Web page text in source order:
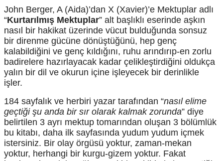
John Berger, A (Aida)’dan X (Xavier)’e Mektuplar adlı
“Kurtarılmış Mektuplar” alt başlıklı eserinde aşkın
nasıl bir hakikat üzerinde vücut bulduğunda sonsuz
bir direnme gücüne dönüştüğünü, hep genç
kalabildiğini ve genç kıldığını, ruhu arındırıp-en zorlu
badirelere hazırlayacak kadar çelikleştirdiğini oldukça
yalın bir dil ve okurun içine işleyecek bir derinlikle
işler.
184 sayfalık ve herbiri yazar tarafından “nasıl elime
geçtiği şu anda bir sır olarak kalmak zorunda” diye
belirtilen 3 ayrı mektup tomarından oluşan 3 bölümlük
bu kitabı, daha ilk sayfasında yudum yudum içmek
istersiniz. Bir olay örgüsü yoktur, zaman-mekan
yoktur, herhangi bir kurgu-gizem yoktur. Fakat